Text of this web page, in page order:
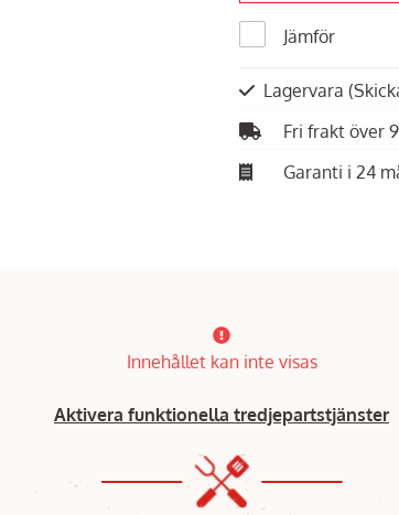
Jämför
Lagervara
Fri frakt över
Garanti i 24
Innehållet kan inte visas
Aktivera funktionella tredjepartstjänster